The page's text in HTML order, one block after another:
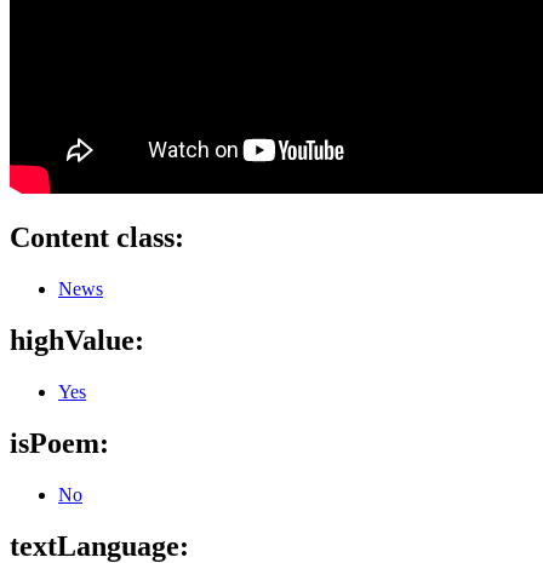
Content class:
News
highValue:
Yes
isPoem:
No
textLanguage: